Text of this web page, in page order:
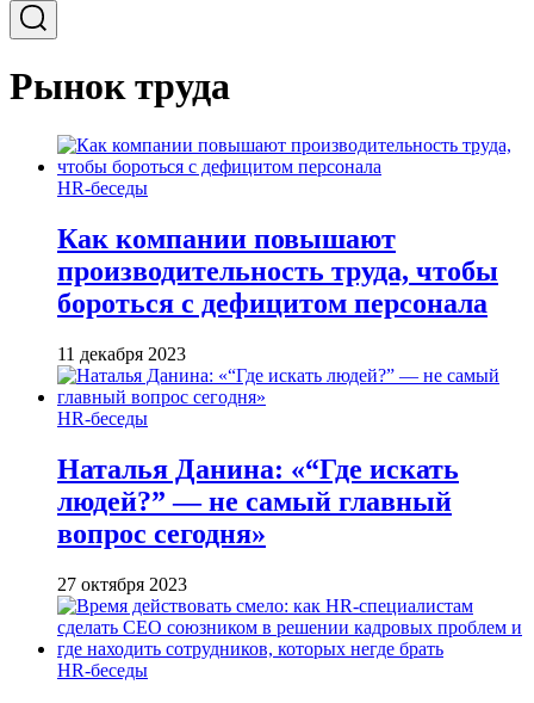
Рынок труда
HR-беседы
Как компании повышают
производительность труда, чтобы
бороться с дефицитом персонала
11 декабря 2023
HR-беседы
Наталья Данина: «“Где искать
людей?” — не самый главный
вопрос сегодня»
27 октября 2023
HR-беседы